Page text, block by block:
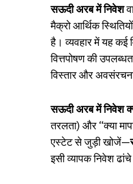
सऊदी अरब में निवेश
मैक्रो आर्थिक
है। व्यवहार में यह कई
वित्तपोषण की
विस्तार और
सऊदी अरब में निवेश
तरलता) और “क्या
एस्टेट से जुड़ी खोजें—
इसी व्यापक निवेश